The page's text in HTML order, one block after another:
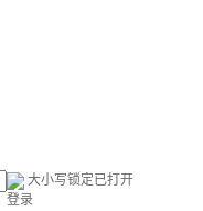
大小写锁定已打开
登录